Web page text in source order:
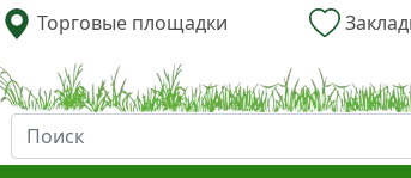
Торговые площадки